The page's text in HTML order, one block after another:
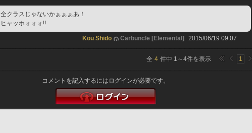
全クラスじゃないかぁぁぁあ！
ヒャッホォォォ!!
Kou Shido Carbuncle [Elemental] 2015/06/19 09:07
全 4 件中 1 ～4件を表示 1
コメントを記入するにはログインが必要です。